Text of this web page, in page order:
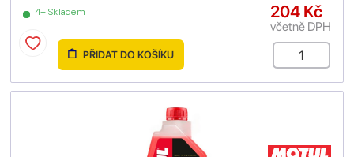
4+ Skladem 204 Kč
včetně DPH
PŘIDAT DO KOŠÍKU